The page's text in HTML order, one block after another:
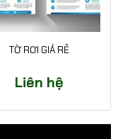
TỜ RƠI GIÁ RẺ
Liên hệ